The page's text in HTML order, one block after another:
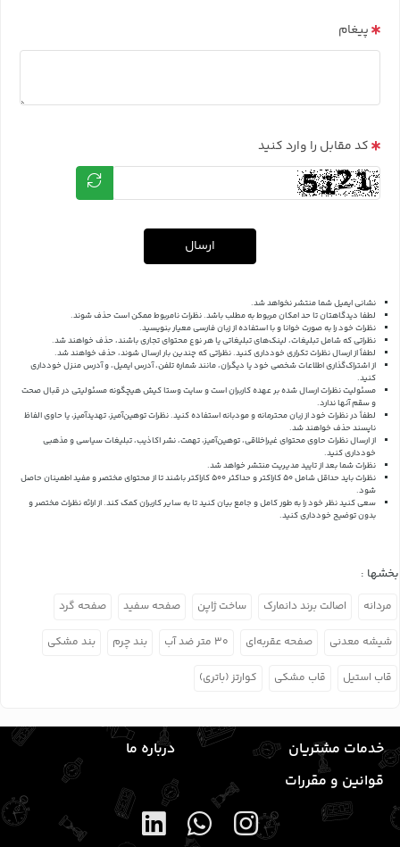
پیغام
کد مقابل را وارد کنید
ارسال
نشانی ایمیل شما منتشر نخواهد شد.
لطفا دیدگاهتان تا حد امکان مربوط به مطلب باشد. نظرات نامربوط ممکن است حذف شوند.
نظرات خود را به صورت خوانا و با استفاده از زبان فارسی معیار بنویسید.
نظراتی که شامل تبلیغات، لینک‌های تبلیغاتی یا هر نوع محتوای تجاری باشند، حذف خواهند شد.
لطفاً از ارسال نظرات تکراری خودداری کنید. نظراتی که چندین بار ارسال شوند، حذف خواهند شد.
از اشتراک‌گذاری اطلاعات شخصی خود یا دیگران، مانند شماره تلفن، آدرس ایمیل، و آدرس منزل خودداری
کنید.
مسئولیت نظرات ارسال شده بر عهده کاربران است و سایت وستا کیش هیچگونه مسئولیتی در قبال صحت
و سقم آنها ندارد.
لطفاً در نظرات خود از زبان محترمانه و مودبانه استفاده کنید. نظرات توهین‌آمیز، تهدیدآمیز، یا حاوی الفاظ
ناپسند حذف خواهند شد.
از ارسال نظرات حاوی محتوای غیراخلاقی، توهین‌آمیز، تهمت، نشر اکاذیب، تبلیغات سیاسی و مذهبی
خودداری کنید.
نظرات شما بعد از تایید مدیریت منتشر خواهد شد.
نظرات باید حداقل شامل 50 کاراکتر و حداکثر 500 کاراکتر باشند تا از محتوای مختصر و مفید اطمینان حاصل
شود.
سعی کنید نظر خود را به طور کامل و جامع بیان کنید تا به سایر کاربران کمک کند.از ارائه نظرات مختصر و
بدون توضیح خودداری کنید.
بخشها :
مردانه اصالت برند دانمارک ساخت ژاپن صفحه سفید صفحه گرد
شیشه معدنی صفحه عقربه‌ای ۳۰ متر ضد آب بند چرم بند مشکی
قاب استیل قاب مشکی کوارتز (باتری)
خدمات مشتریان
درباره ما
قوانین و مقررات